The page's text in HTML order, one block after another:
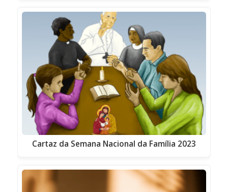
Cartaz da Semana Nacional da Família 2023